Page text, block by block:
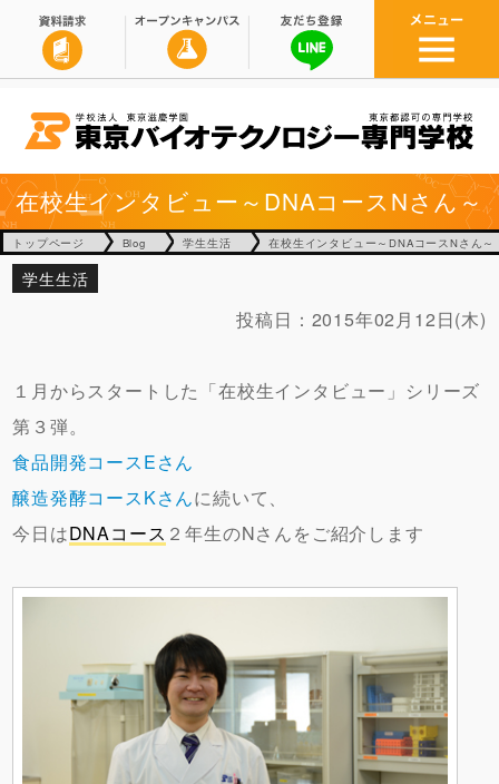
在校生インタビュー～DNAコースNさん～
トップページ Blog 学生生活 在校生インタビュー～DNAコースNさん～
学生生活
投稿日： 2015年02月12日(木)
１月からスタートした「在校生インタビュー」シリーズ
第３弾。
食品開発コースEさん
醸造発酵コースKさんに続いて、
今日はDNAコース ２年生のNさんをご紹介します